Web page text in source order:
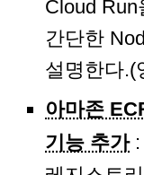
Cloud Run
간단한
설명한다.(
아마존
기능 추가: